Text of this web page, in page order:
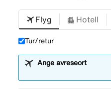
Flyg Hotell
Tur/retur
Ange avreseort